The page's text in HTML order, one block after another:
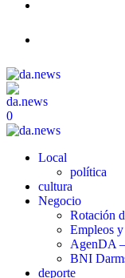
0
Local
política
cultura
Negocio
Rotación
Empleos
AgenDA
BNI
deporte